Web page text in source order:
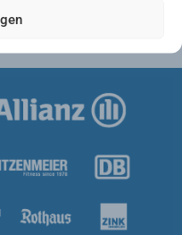
des Jugend-Tools: